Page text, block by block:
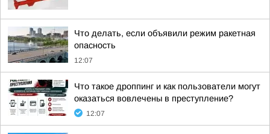
Что делать, если объявили режим ракетная
опасность
12:07
Что такое дроппинг и как пользователи могут
оказаться вовлечены в преступление?
12:07